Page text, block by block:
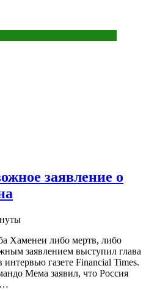
заявление о
Хаменеи либо мертв, либо
заявлением выступил глава
газете Financial Times.
Мема заявил, что Россия
…